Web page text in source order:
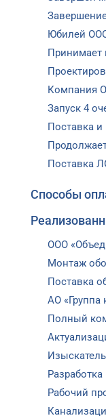
Юбилей
Поставка
Способы
ООО
Поставка
АО «Группа